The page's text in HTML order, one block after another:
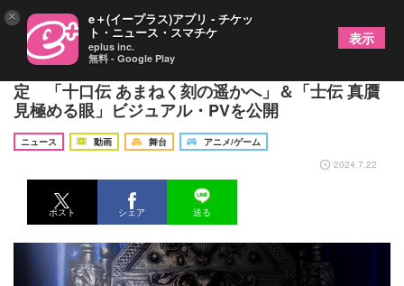
舞台『刀剣乱舞』2025年新作2タイトルの上演が決
定 「十口伝 あまねく刻の遥かへ」＆「士伝 真贋
見極める眼」ビジュアル・PVを公開
ニュース 動画 舞台
アニメ/ゲーム
2024.7.22
ポスト シェア 送る
× e＋(イープラス)アプリ - チケッ
ト・ニュース・スマチケ
eplus inc.
無料 - Google Play
表示